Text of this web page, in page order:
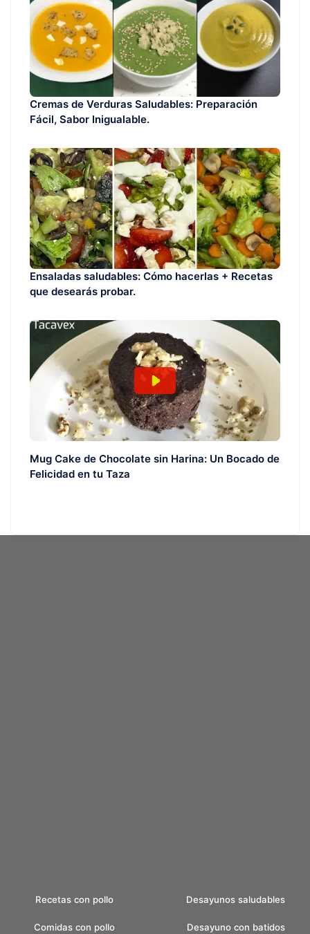
Cremas de Verduras Saludables: Preparación
Fácil, Sabor Inigualable.
Ensaladas saludables: Cómo hacerlas + Recetas
que desearás probar.
Mug Cake de Chocolate sin Harina: Un Bocado de
Felicidad en tu Taza
Recetas con pollo
Comidas con pollo
Desayunos saludables
Desayuno con batidos